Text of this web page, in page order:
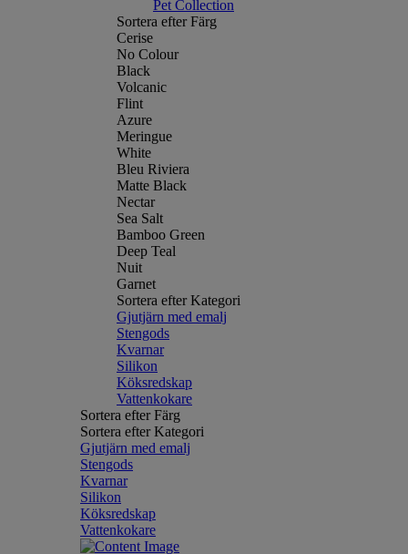
Pet Collection
Sortera efter Färg
Cerise
No Colour
Black
Volcanic
Flint
Azure
Meringue
White
Bleu Riviera
Matte Black
Nectar
Sea Salt
Bamboo Green
Deep Teal
Nuit
Garnet
Sortera efter Kategori
Gjutjärn med emalj
Stengods
Kvarnar
Silikon
Köksredskap
Vattenkokare
Sortera efter Färg
Sortera efter Kategori
Gjutjärn med emalj
Stengods
Kvarnar
Silikon
Köksredskap
Vattenkokare